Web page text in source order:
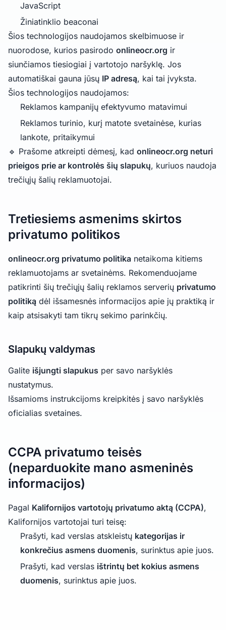
JavaScript
Žiniatinklio beaconai
Šios technologijos naudojamos skelbimuose ir
nuorodose, kurios pasirodo onlineocr.org ir
siunčiamos tiesiogiai į vartotojo naršyklę. Jos
automatiškai gauna jūsų IP adresą, kai tai įvyksta.
Šios technologijos naudojamos:
Reklamos kampanijų efektyvumo matavimui
Reklamos turinio, kurį matote svetainėse, kurias
lankote, pritaikymui
🔹 Prašome atkreipti dėmesį, kad onlineocr.org neturi
prieigos prie ar kontrolės šių slapukų, kuriuos naudoja
trečiųjų šalių reklamuotojai.
Tretiesiems asmenims skirtos
privatumo politikos
onlineocr.org privatumo politika netaikoma kitiems
reklamuotojams ar svetainėms. Rekomenduojame
patikrinti šių trečiųjų šalių reklamos serverių privatumo
politiką dėl išsamesnės informacijos apie jų praktiką ir
kaip atsisakyti tam tikrų sekimo parinkčių.
Slapukų valdymas
Galite išjungti slapukus per savo naršyklės
nustatymus.
Išsamioms instrukcijoms kreipkitės į savo naršyklės
oficialias svetaines.
CCPA privatumo teisės
(neparduokite mano asmeninės
informacijos)
Pagal Kalifornijos vartotojų privatumo aktą (CCPA),
Kalifornijos vartotojai turi teisę:
Prašyti, kad verslas atskleistų kategorijas ir
konkrečius asmens duomenis, surinktus apie juos.
Prašyti, kad verslas ištrintų bet kokius asmens
duomenis, surinktus apie juos.